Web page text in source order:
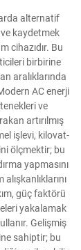
alternatif
kaydetmek
cihazıdır. Bu
birbirine
aralıklarında
AC enerji
ve
artırılmış
işlevi, kilovat-
ölçmektir; bu
yapmasını
güç faktörü
yakalamak
Gelişmiş
sahiptir; bu